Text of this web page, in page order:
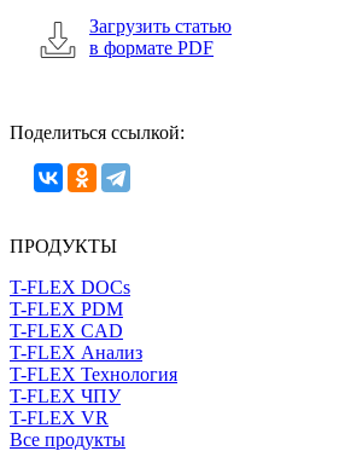
Загрузить статью
в формате PDF
Поделиться ссылкой:
ПРОДУКТЫ
T-FLEX DOCs
T-FLEX PDM
T-FLEX CAD
T-FLEX Анализ
T-FLEX Технология
T-FLEX ЧПУ
T-FLEX VR
Все продукты